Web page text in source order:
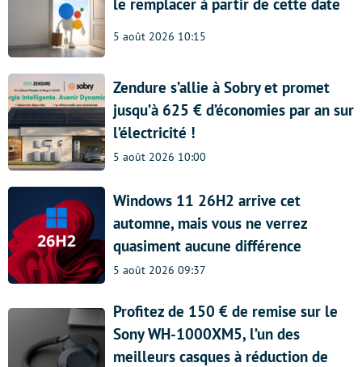
le remplacer à partir de cette date
5 août 2026 10:15
Zendure s’allie à Sobry et promet
jusqu’à 625 € d’économies par an sur
l’électricité !
5 août 2026 10:00
Windows 11 26H2 arrive cet
automne, mais vous ne verrez
quasiment aucune différence
5 août 2026 09:37
Profitez de 150 € de remise sur le
Sony WH-1000XM5, l’un des
meilleurs casques à réduction de